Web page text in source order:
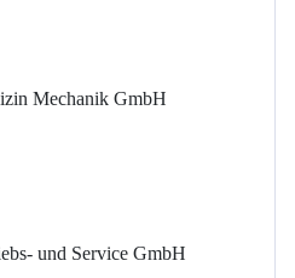
Mechanik GmbH
und Service GmbH